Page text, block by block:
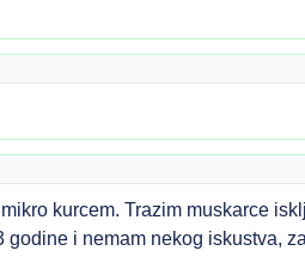
kurcem. Trazim muskarce
i nemam nekog iskustva,